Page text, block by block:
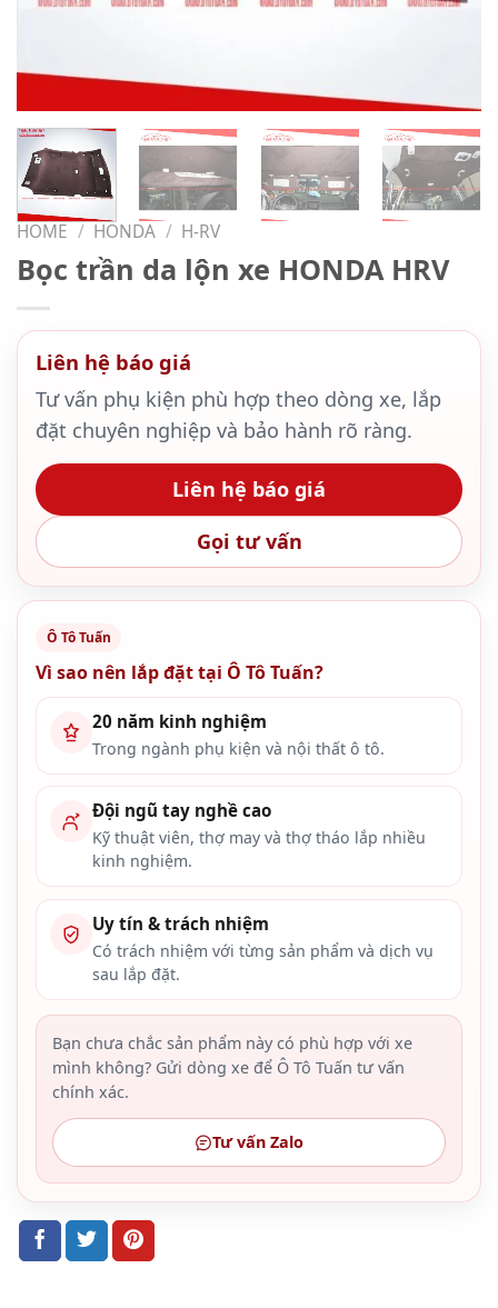
HOME / HONDA / H-RV
Bọc trần da lộn xe HONDA HRV
Liên hệ báo giá
Tư vấn phụ kiện phù hợp theo dòng xe, lắp
đặt chuyên nghiệp và bảo hành rõ ràng.
Liên hệ báo giá
Gọi tư vấn
Ô Tô Tuấn
Vì sao nên lắp đặt tại Ô Tô Tuấn?
20 năm kinh nghiệm
Trong ngành phụ kiện và nội thất ô tô.
Đội ngũ tay nghề cao
Kỹ thuật viên, thợ may và thợ tháo lắp nhiều
kinh nghiệm.
Uy tín & trách nhiệm
Có trách nhiệm với từng sản phẩm và dịch vụ
sau lắp đặt.
Bạn chưa chắc sản phẩm này có phù hợp với xe
mình không? Gửi dòng xe để Ô Tô Tuấn tư vấn
chính xác.
Tư vấn Zalo